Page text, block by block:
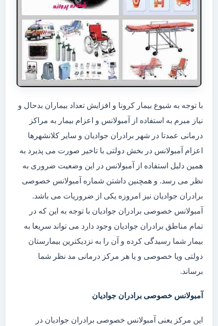
با توجه به شیوع بیمار کرونا و افزایش تعداد بیماران بدحال و
نیاز مبرم به استفاده از آمبولانس و اعزام بیمار به مراکز
درمانی عمدتا در شهر برادران جوادیان و سایر کلانشهرها
اعزام آمبولانس در بخش دولتی با تاخیر صورت می پذیرد به
همین دلیل استفاده از آمبولانس در این وضعیت ضروری به
نظر می رسد. و همچنین داشتن شماره آمبولانس خصوصی
برادران جوادیان نیز امروزه یکی از ضروریات می باشد.
آمبولانس خصوصی برادران جوادیان با توجه به این که در
تمام مناطق برادران جوادیان وجود دارد می تواند سریعا به
بیمار شما رسیدگی کرده و آن را به نزدیکترین بیمارستان
دولتی ویا خصوصی و یا هر مرکز درمانی مد نظر شما
برساند.
آمبولانس خصوصی برادران جوادیان
این مرکز یعنی آمبولانس خصوصی برادران جوادیان در